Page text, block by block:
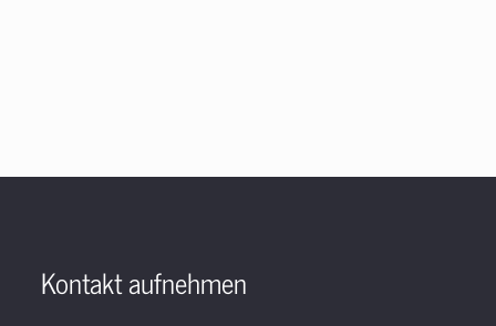
Kontakt aufnehmen